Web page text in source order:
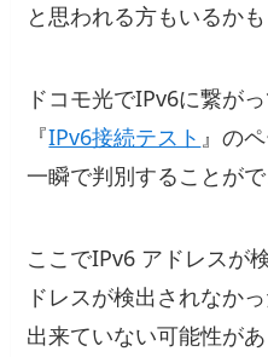
と思われる方もいるかも
ドコモ光でIPv6に繋が
『IPv6接続テスト 』の
一瞬で判別することがで
ここでIPv6 アドレスが
ドレスが検出されなか
出来ていない可能性があ